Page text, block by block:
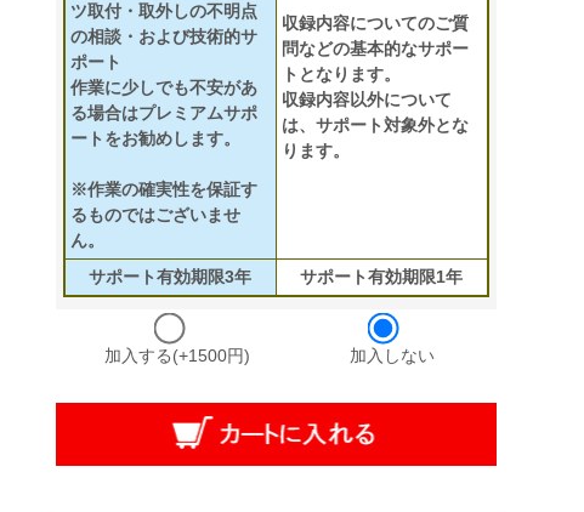
ツ取付・取外しの不明点
の相談・および技術的サ
ポート
作業に少しでも不安があ
る場合はプレミアムサポ
ートをお勧めします。
※作業の確実性を保証す
るものではございませ
ん。
収録内容についてのご質
問などの基本的なサポー
トとなります。
収録内容以外について
は、サポート対象外とな
ります。
サポート有効期限3年 サポート有効期限1年
加入する(+1500円) 加入しない